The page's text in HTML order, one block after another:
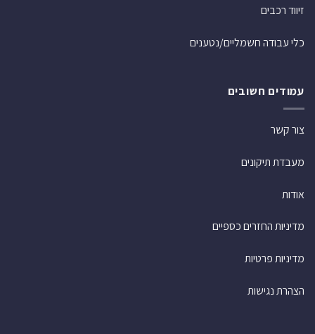
זיווד רכבים
כלי עבודה חשמליים/נטענים
עמודים חשובים
צור קשר
מעבדת תיקונים
אודות
מדיניות החזרים כספיים
מדיניות פרטיות
הצהרת נגישות